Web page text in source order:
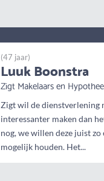
(47 jaar)
Luuk Boonstra
Zigt Makelaars en
Zigt wil de dienstverlening
interessanter maken dan
nog, we willen deze juist zo
mogelijk houden. Het...